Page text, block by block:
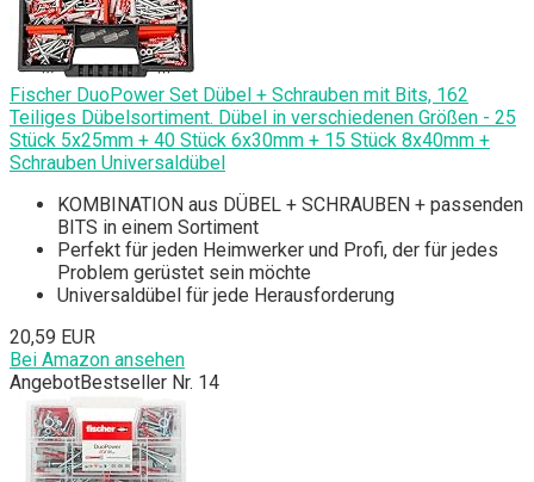
Fischer DuoPower Set Dübel + Schrauben mit Bits, 162
Teiliges Dübelsortiment. Dübel in verschiedenen Größen - 25
Stück 5x25mm + 40 Stück 6x30mm + 15 Stück 8x40mm +
Schrauben Universaldübel
KOMBINATION aus DÜBEL + SCHRAUBEN + passenden
BITS in einem Sortiment
Perfekt für jeden Heimwerker und Profi, der für jedes
Problem gerüstet sein möchte
Universaldübel für jede Herausforderung
20,59 EUR
Bei Amazon ansehen
AngebotBestseller Nr. 14